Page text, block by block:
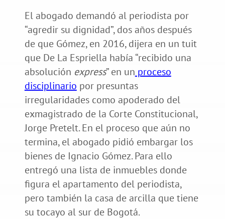
El abogado demandó al periodista por
“agredir su dignidad”, dos años después
de que Gómez, en 2016, dijera en un tuit
que De La Espriella había “recibido una
absolución express” en un proceso
disciplinario por presuntas
irregularidades como apoderado del
exmagistrado de la Corte Constitucional,
Jorge Pretelt. En el proceso que aún no
termina, el abogado pidió embargar los
bienes de Ignacio Gómez. Para ello
entregó una lista de inmuebles donde
figura el apartamento del periodista,
pero también la casa de arcilla que tiene
su tocayo al sur de Bogotá.